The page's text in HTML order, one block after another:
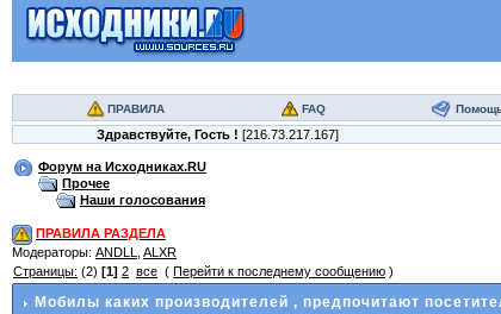
ПРАВИЛА FAQ
Здравствуйте, Гость ! [216.73.217.167]
Форум на Исходниках.RU
Прочее
Наши голосования
ПРАВИЛА РАЗДЕЛА
Модераторы: ANDLL
ALXR
Страницы: (2) [1] 2 все ( Перейти к последнему сообщению )
Мобилы каких производителей , предпочитают